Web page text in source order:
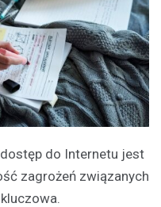
do Internetu jest
zagrożeń związanych